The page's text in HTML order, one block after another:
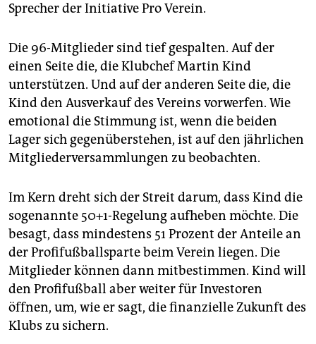
Sprecher der Initiative Pro Verein.
Die 96-Mitglieder sind tief gespalten. Auf der
einen Seite die, die Klubchef Martin Kind
unterstützen. Und auf der anderen Seite die, die
Kind den Ausverkauf des Vereins vorwerfen. Wie
emotional die Stimmung ist, wenn die beiden
Lager sich gegenüberstehen, ist auf den jährlichen
Mitgliederversammlungen zu beobachten.
Im Kern dreht sich der Streit darum, dass Kind die
sogenannte 50+1-Regelung aufheben möchte. Die
besagt, dass mindestens 51 Prozent der Anteile an
der Profifußballsparte beim Verein liegen. Die
Mitglieder können dann mitbestimmen. Kind will
den Profifußball aber weiter für Investoren
öffnen, um, wie er sagt, die finanzielle Zukunft des
Klubs zu sichern.